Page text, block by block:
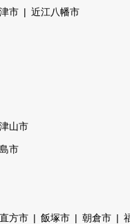
市 近江八幡市
津山市
市
直方市 飯塚市 朝倉市